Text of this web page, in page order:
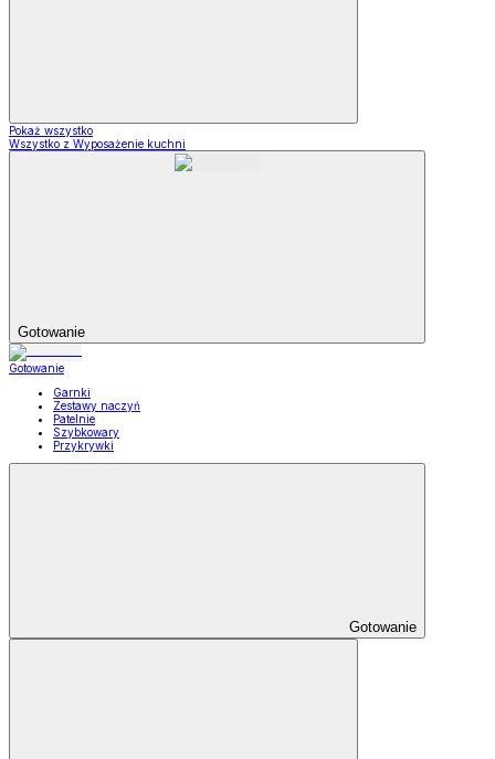
Pokaż wszystko
Wszystko z Wyposażenie kuchni
Gotowanie
Gotowanie
Garnki
Zestawy naczyń
Patelnie
Szybkowary
Przykrywki
Gotowanie